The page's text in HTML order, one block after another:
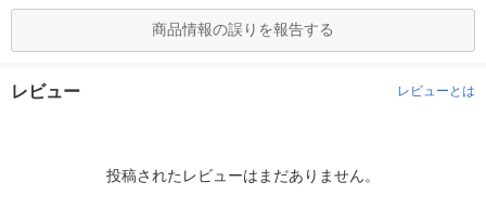
商品情報の誤りを報告する
レビュー レビューとは
投稿されたレビューはまだありません。